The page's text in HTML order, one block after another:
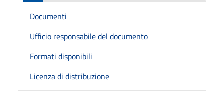
Documenti
Ufficio responsabile del documento
Formati disponibili
Licenza di distribuzione